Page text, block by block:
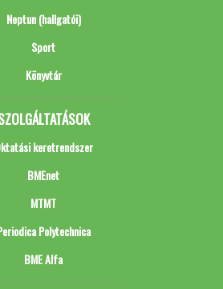
Neptun (hallgatói)
Sport
Könyvtár
keretrendszer
BMEnet
MTMT
Polytechnica
BME Alfa